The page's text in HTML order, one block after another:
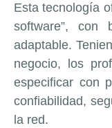
Esta tecnología
software”,
adaptable.
negocio, los
especificar con
confiabilidad,
la red.